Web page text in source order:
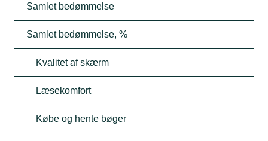
Samlet bedømmelse
Samlet bedømmelse, %
Kvalitet af skærm
Læsekomfort
Købe og hente bøger